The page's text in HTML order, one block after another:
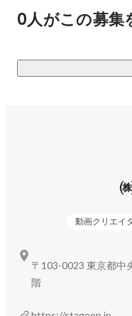
0人がこの募集
動画クリエイ
〒103-0023 東京都中
階